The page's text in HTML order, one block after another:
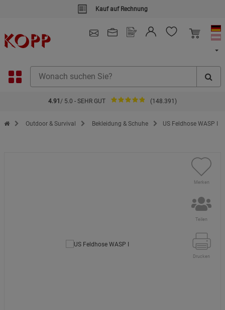
Kauf auf Rechnung
4.91 / 5.0 - SEHR GUT (148.391)
Zur Startseite des Kopp Verlag Online-Shop
Outdoor & Survival Bekleidung & Schuhe US Feldhose WASP I
Merken
Teilen
Drucken